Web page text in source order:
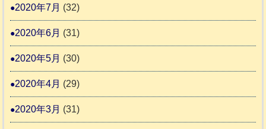
2020年7月 (32)
2020年6月 (31)
2020年5月 (30)
2020年4月 (29)
2020年3月 (31)